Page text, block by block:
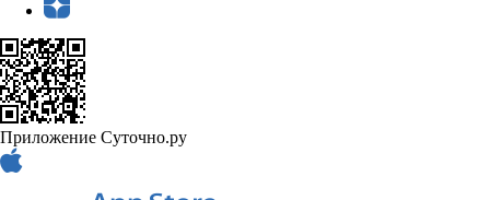
Приложение Суточно.ру